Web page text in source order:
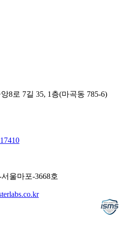
8로 7길 35, 1층(마곡동 785-6)
울마포-3668호